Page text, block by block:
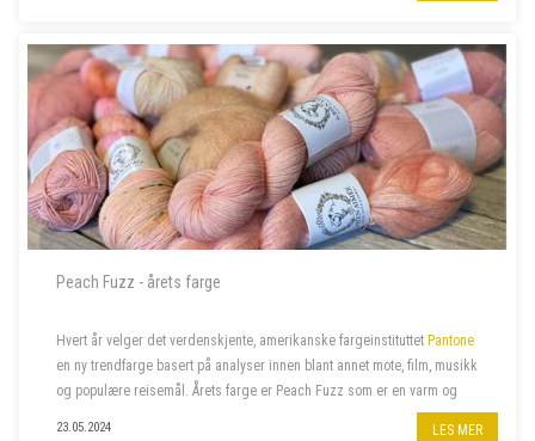
Peach Fuzz - årets farge
Hvert år velger det verdenskjente, amerikanske fargeinstituttet Pantone
en ny trendfarge basert på analyser innen blant annet mote, film, musikk
og populære reisemål. Årets farge er Peach Fuzz som er en varm og
velkommen farge som beriker sinn, kropp og sjel. Naturligvi...
23.05.2024 LES MER